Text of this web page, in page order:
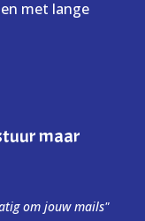
met lange
om jouw mails"